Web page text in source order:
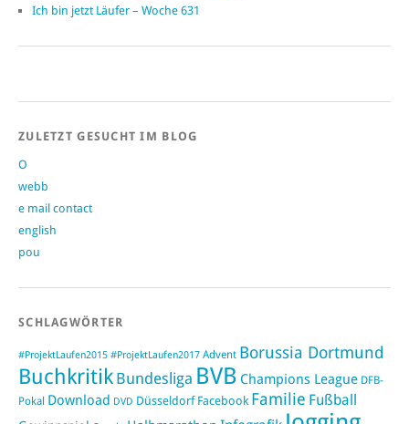
Ich bin jetzt Läufer – Woche 631
ZULETZT GESUCHT IM BLOG
O
webb
e mail contact
english
pou
SCHLAGWÖRTER
#ProjektLaufen2015 #ProjektLaufen2017 Advent Borussia Dortmund
Buchkritik Bundesliga BVB Champions League DFB-
Pokal Download DVD Düsseldorf Facebook Familie Fußball